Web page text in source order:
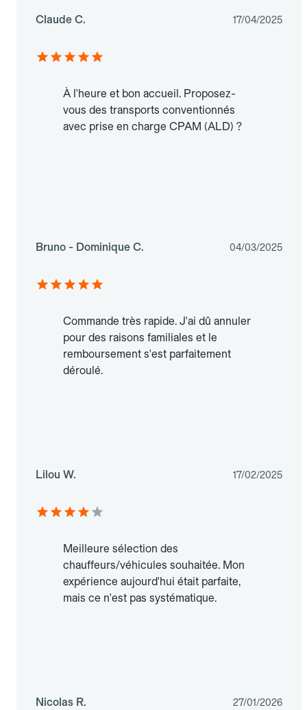
Claude C. 17/04/2025
À l'heure et bon accueil. Proposez-
vous des transports conventionnés
avec prise en charge CPAM (ALD) ?
Bruno - Dominique C. 04/03/2025
Commande très rapide. J'ai dû annuler
pour des raisons familiales et le
remboursement s'est parfaitement
déroulé.
Lilou W. 17/02/2025
Meilleure sélection des
chauffeurs/véhicules souhaitée. Mon
expérience aujourd'hui était parfaite,
mais ce n'est pas systématique.
Nicolas R. 27/01/2026